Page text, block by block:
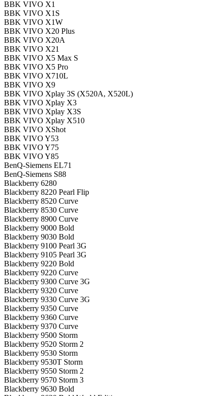
BBK VIVO X1
BBK VIVO X1S
BBK VIVO X1W
BBK VIVO X20 Plus
BBK VIVO X20A
BBK VIVO X21
BBK VIVO X5 Max S
BBK VIVO X5 Pro
BBK VIVO X710L
BBK VIVO X9
BBK VIVO Xplay 3S (X520A, X520L)
BBK VIVO Xplay X3
BBK VIVO Xplay X3S
BBK VIVO Xplay X510
BBK VIVO XShot
BBK VIVO Y53
BBK VIVO Y75
BBK VIVO Y85
BenQ-Siemens EL71
BenQ-Siemens S88
Blackberry 6280
Blackberry 8220 Pearl Flip
Blackberry 8520 Curve
Blackberry 8530 Curve
Blackberry 8900 Curve
Blackberry 9000 Bold
Blackberry 9030 Bold
Blackberry 9100 Pearl 3G
Blackberry 9105 Pearl 3G
Blackberry 9220 Bold
Blackberry 9220 Curve
Blackberry 9300 Curve 3G
Blackberry 9320 Curve
Blackberry 9330 Curve 3G
Blackberry 9350 Curve
Blackberry 9360 Curve
Blackberry 9370 Curve
Blackberry 9500 Storm
Blackberry 9520 Storm 2
Blackberry 9530 Storm
Blackberry 9530T Storm
Blackberry 9550 Storm 2
Blackberry 9570 Storm 3
Blackberry 9630 Bold